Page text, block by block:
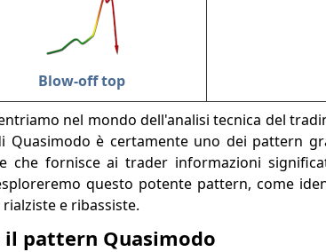
Blow-off top
nel mondo dell'analisi tecnica del
Quasimodo è certamente uno dei pattern
che fornisce ai trader informazioni
questo potente pattern, come
e ribassiste.
il pattern Quasimodo